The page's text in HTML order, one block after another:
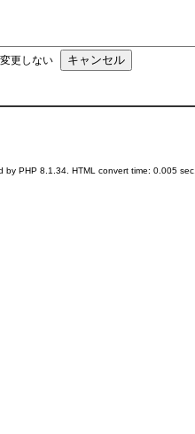
更しない
by PHP 8.1.34. HTML convert time: 0.005 sec.